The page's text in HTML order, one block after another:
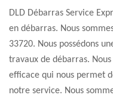
DLD Débarras Service
en débarras. Nous
33720. Nous possédons
travaux de débarras.
efficace qui nous permet
notre service. Nous